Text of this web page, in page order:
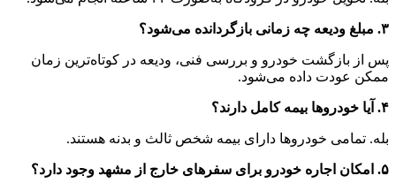
۳. مبلغ ودیعه چه زمانی بازگردانده می‌شود؟
پس از بازگشت خودرو و بررسی فنی، ودیعه در کوتاه‌ترین زمان
ممکن عودت داده می‌شود.
۴. آیا خودروها بیمه کامل دارند؟
بله. تمامی خودروها دارای بیمه شخص ثالث و بدنه هستند.
۵. امکان اجاره خودرو برای سفرهای خارج از مشهد وجود دارد؟